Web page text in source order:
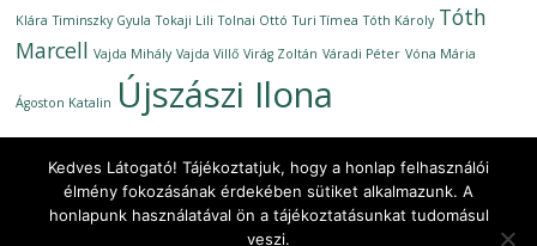
Klára Timinszky Gyula Tokaji Lili Tolnai Ottó Turi Tímea Tóth Károly Tóth
Marcell Vajda Mihály Vajda Villő Virág Zoltán Váradi Péter Vóna Mária
Ágoston Katalin Újszászi Ilona
Copyright © 2026Ünnepi Könyvhét Szeged, 2020. szeptember
Kedves Látogató! Tájékoztatjuk, hogy a honlap felhasználói
élmény fokozásának érdekében sütiket alkalmazunk. A
honlapunk használatával ön a tájékoztatásunkat tudomásul
veszi.